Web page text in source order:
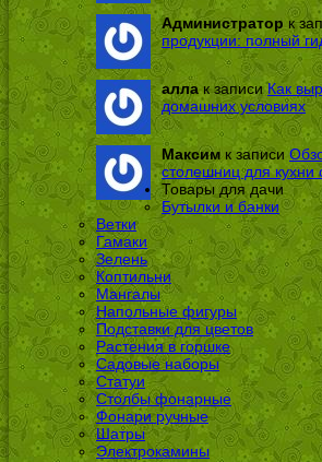
Администратор к
продукции: полный
аллак записиКак
домашних условиях
Максимк записи
столешниц для
Товары для дачи
Бутылки и банки
Ветки
Гамаки
Зелень
Коптильни
Мангалы
Напольные фигуры
Подставки для цветов
Растения в горшке
Садовые наборы
Статуи
Столбы фонарные
Фонари ручные
Шатры
Электрокамины